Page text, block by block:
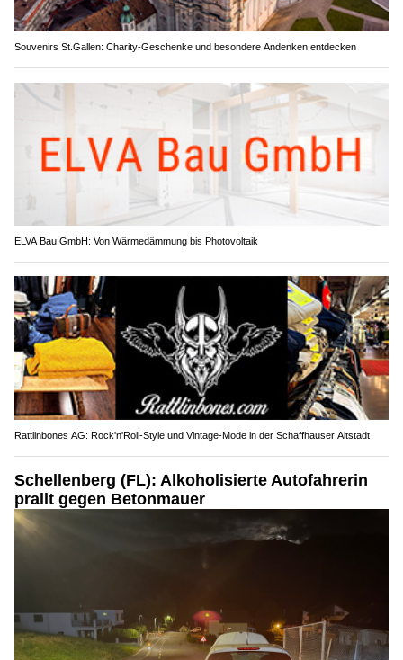
Souvenirs St.Gallen: Charity-Geschenke und besondere Andenken entdecken
ELVA Bau GmbH: Von Wärmedämmung bis Photovoltaik
Rattlinbones AG: Rock'n'Roll-Style und Vintage-Mode in der Schaffhauser Altstadt
Schellenberg (FL): Alkoholisierte Autofahrerin
prallt gegen Betonmauer